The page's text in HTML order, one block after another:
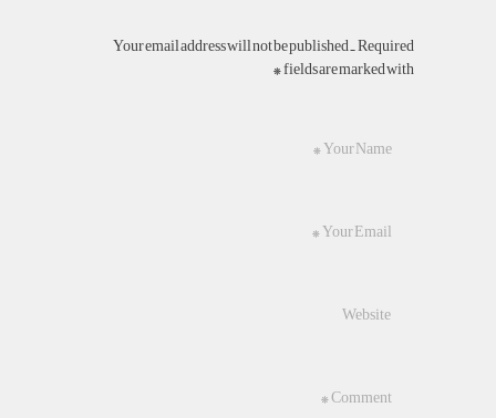
Your email address will not be published. Required
fields are marked with *